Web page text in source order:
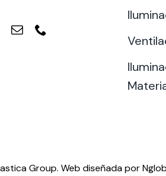
Group. Web diseñada por